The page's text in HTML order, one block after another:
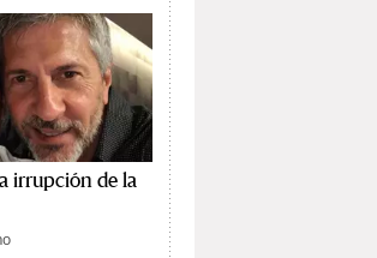
irrupción de la